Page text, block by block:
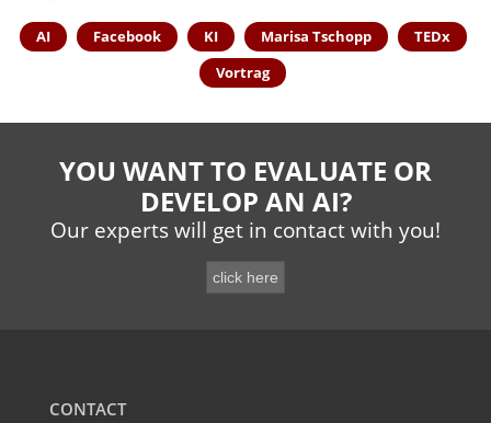
AI Facebook KI Marisa Tschopp TEDx
Vortrag
YOU WANT TO EVALUATE OR
DEVELOP AN AI?
Our experts will get in contact with you!
CONTACT